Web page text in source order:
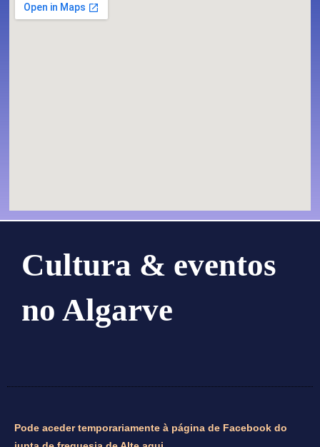
Cultura & eventos
no Algarve
Pode aceder temporariamente à página de Facebook do